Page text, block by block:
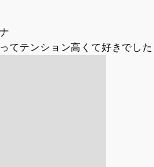
てテンション高くて好きでし